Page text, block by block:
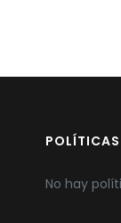
No hay